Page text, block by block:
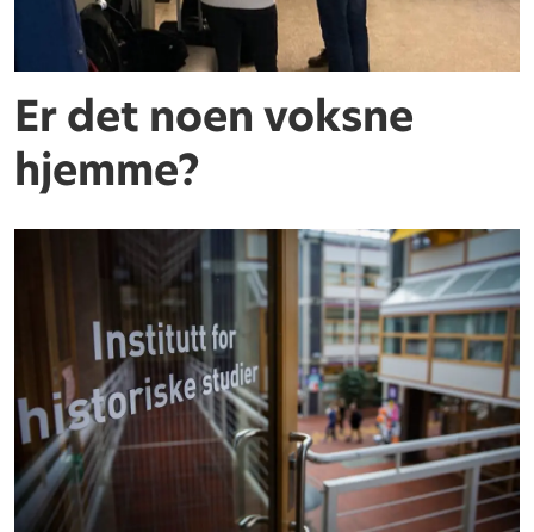
Er det noen voksne
hjemme?